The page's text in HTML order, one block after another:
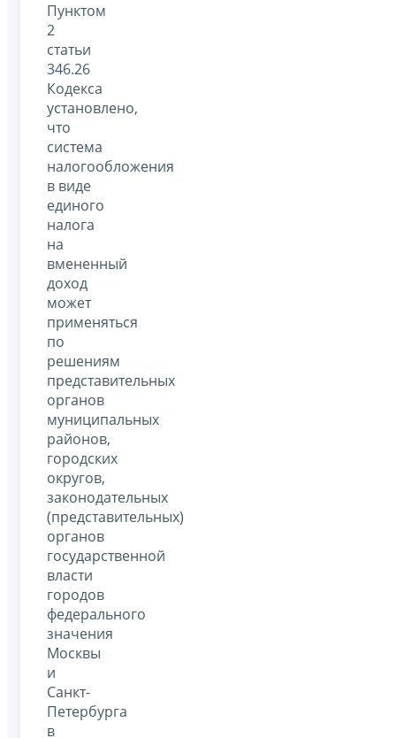
Пунктом
2
статьи
346.26
Кодекса
установлено,
что
система
налогообложения
в виде
единого
налога
на
вмененный
доход
может
применяться
по
решениям
представительных
органов
муниципальных
районов,
городских
округов,
законодательных
(представительных)
органов
государственной
власти
городов
федерального
значения
Москвы
и
Санкт-
Петербурга
в